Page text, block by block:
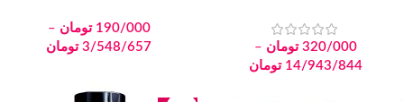
320/000 تومان –
14/943/844 تومان
190/000 تومان –
3/548/657 تومان